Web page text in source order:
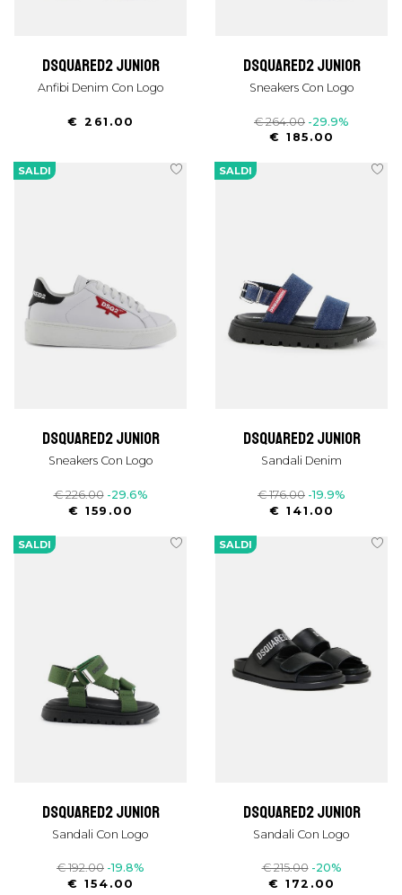
dsquared2 junior
Anfibi Denim Con Logo
€ 261.00
dsquared2 junior
Sneakers Con Logo
€ 264.00 -29.9%
€ 185.00
SALDI
dsquared2 junior
Sneakers Con Logo
€ 226.00 -29.6%
€ 159.00
SALDI
dsquared2 junior
Sandali Denim
€ 176.00 -19.9%
€ 141.00
SALDI
dsquared2 junior
Sandali Con Logo
€ 192.00 -19.8%
€ 154.00
SALDI
dsquared2 junior
Sandali Con Logo
€ 215.00 -20%
€ 172.00